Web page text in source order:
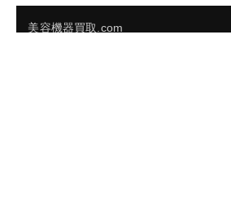
美容機器買取.com